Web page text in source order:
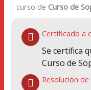
curso de Curso de
Certificado a
Se certifica
Curso de
Resolución